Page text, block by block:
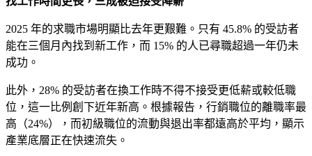
2025 年的求職市場明顯比去年更艱難。只有 45.8% 的受訪者
能在三個月內找到新工作，而 15% 的人已尋職超過一年仍未
成功。
此外，28% 的受訪者在換工作時不得不接受更低薪或較低職
位，這一比例創下近年新高。根據報告，行銷職位的離職率最
高（24%），而初級職位的流動與退出率都遠高於平均，顯示
產業底層正在快速流失。